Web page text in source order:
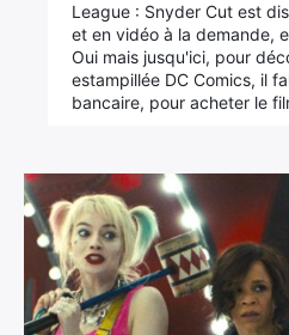
League : Snyder Cut est
et en vidéo à la demande,
Oui mais jusqu'ici, pour
estampillée DC Comics, il
bancaire, pour acheter le